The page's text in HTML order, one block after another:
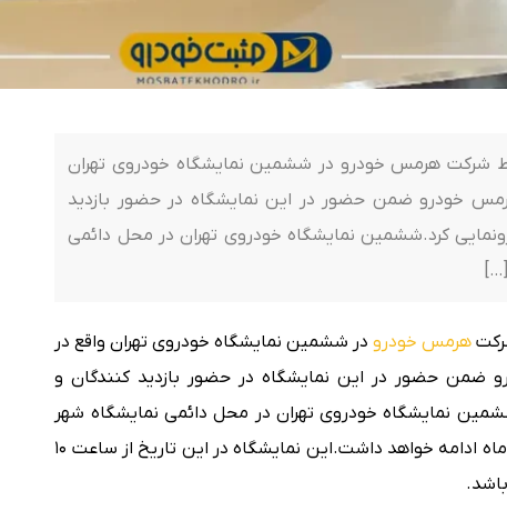
شرکت هرمس خودرو در ششمین نمایشگاه خودروی تهران
خودرو ضمن حضور در این نمایشگاه در حضور بازدید
کرد.ششمین نمایشگاه خودروی تهران در محل دائمی
هرمس خودرودر ششمین نمایشگاه خودروی تهران واقع در
حضور در این نمایشگاه در حضور بازدید کنندگان و
نمایشگاه خودروی تهران در محل دائمی نمایشگاه شهر
آفتاب برگزار شد و از تاریخ 9 بهمن تا 12 بهمن ماه ادامه خواهد داشت.این نمایشگاه در این تاریخ از ساعت 10